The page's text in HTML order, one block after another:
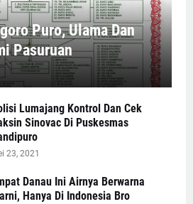
Puro, Ulama Dan
Pasuruan
Lumajang Kontrol Dan Cek
Sinovac Di Puskesmas
23, 2021
Danau Ini Airnya Berwarna
Hanya Di Indonesia Bro